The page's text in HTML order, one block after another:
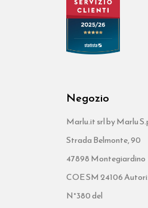
Negozio
Marlu.it srl by Marlu
Strada Belmonte, 90
47898 Montegiardino
COE SM 24106
N°380 del